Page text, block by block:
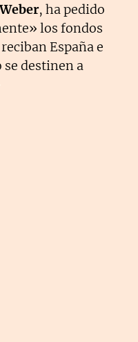
, ha pedido
los fondos
España e
destinen a